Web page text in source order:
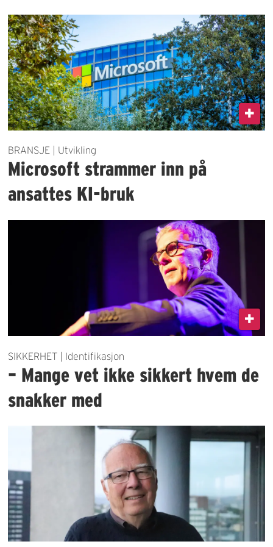
BRANSJE | Utvikling
Microsoft strammer inn på
ansattes KI-bruk
SIKKERHET | Identifikasjon
– Mange vet ikke sikkert hvem de
snakker med